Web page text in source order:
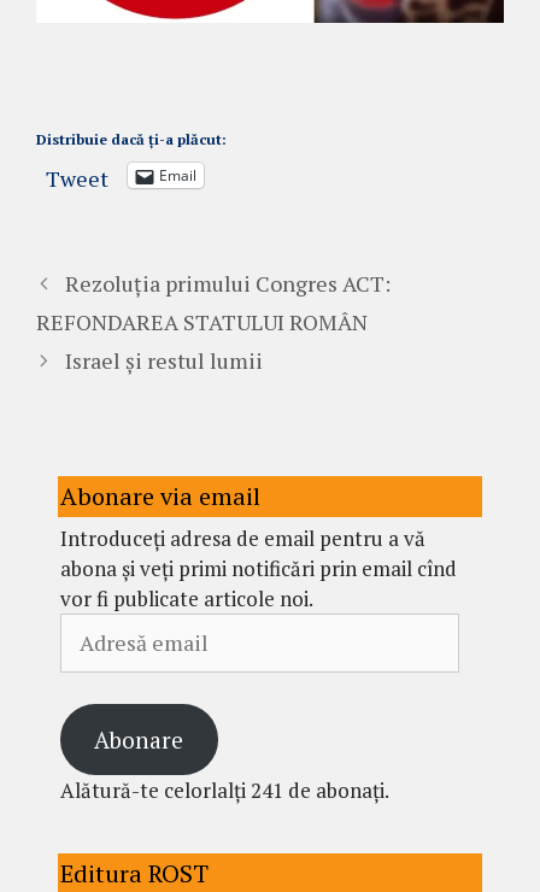
Distribuie dacă ți-a plăcut:
Tweet Email
Rezoluția primului Congres ACT:
REFONDAREA STATULUI ROMÂN
Israel și restul lumii
Abonare via email
Introduceți adresa de email pentru a vă
abona și veți primi notificări prin email cînd
vor fi publicate articole noi.
email
Abonare
Alătură-te celorlalți 241 de abonați.
Editura ROST